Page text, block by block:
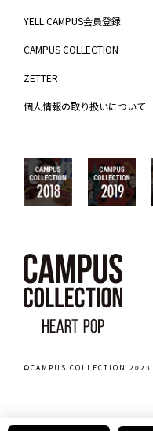
YELL CAMPUS会員登録
CAMPUS COLLECTION
ZETTER
個人情報の取り扱いについて
©CAMPUS COLLECTION 2023